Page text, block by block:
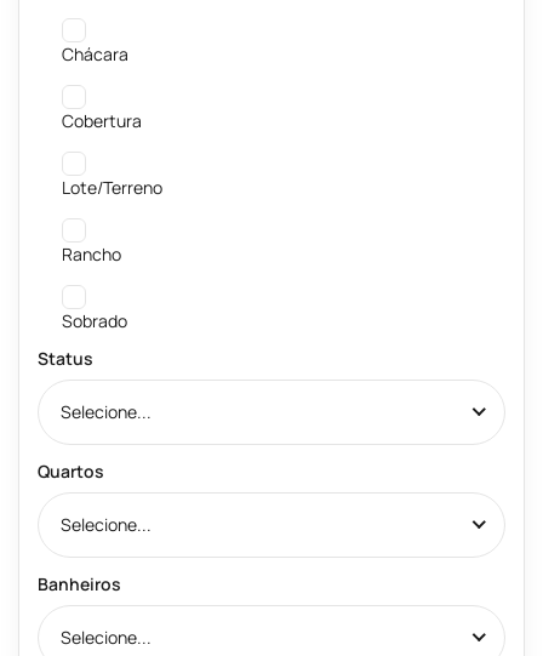
Chácara
Cobertura
Lote/Terreno
Rancho
Sobrado
Status
Selecione...
Quartos
Selecione...
Banheiros
Selecione...